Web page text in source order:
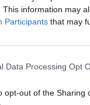
This information may
Participants that may
Data Processing Opt
opt-out of the Sharing
με τον
που ετοιμάζει
προστέθηκαν,
Talks, oScott